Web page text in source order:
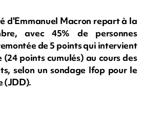
d'Emmanuel Macron repart à la
avec 45% de personnes
de 5 points qui intervient
points cumulés) au cours des
selon un sondage Ifop pour le
(JDD).